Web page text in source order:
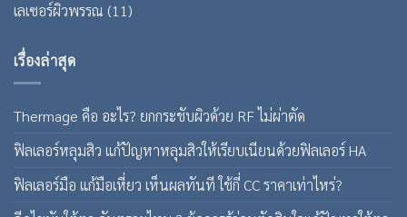
เลเซอร์ผิวพรรณ (11)
เรื่องล่าสุด
Thermage คือ อะไร? ยกกระชับผิวด้วย RF ไม่ผ่าตัด
ฟิลเลอร์หลุมสิว แก้ปัญหาหลุมสิวให้เรียบเนียนด้วยฟิลเลอร์ HA
ฟิลเลอร์มือ แก้มือเหี่ยว เห็นผลทันที ใช้กี่ CC ราคาเท่าไหร่?